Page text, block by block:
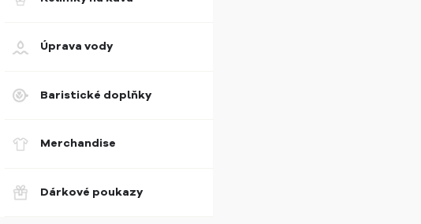
Úprava vody
Baristické doplňky
Merchandise
Dárkové poukazy